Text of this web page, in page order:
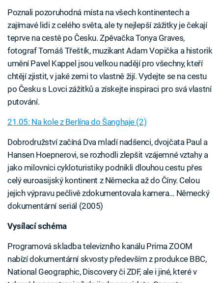
Poznali pozoruhodná místa na všech kontinentech a
zajímavé lidi z celého světa, ale ty nejlepší zážitky je čekají
teprve na cestě po Česku. Zpěvačka Tonya Graves,
fotograf Tomáš Třeštík, muzikant Adam Vopička a historik
umění Pavel Kappel jsou velkou nadějí pro všechny, kteří
chtějí zjistit, v jaké zemi to vlastně žijí. Vydejte se na cestu
po Česku s Lovci zážitků a získejte inspiraci pro svá vlastní
putování.
21.05: Na kole z Berlína do Šanghaje (2)
Dobrodružství začíná Dva mladí nadšenci, dvojčata Paul a
Hansen Hoepnerovi, se rozhodli zlepšit vzájemné vztahy a
jako milovníci cykloturistiky podnikli dlouhou cestu přes
celý euroasijský kontinent z Německa až do Číny. Celou
jejich výpravu pečlivě zdokumentovala kamera… Německý
dokumentární seriál (2005)
Vysílací schéma
Programová skladba televizního kanálu Prima ZOOM
nabízí dokumentární skvosty především z produkce BBC,
National Geographic, Discovery či ZDF, ale i jiné, které v